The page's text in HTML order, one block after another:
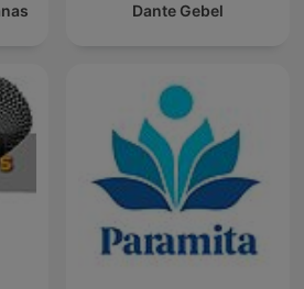
Dante Gebel